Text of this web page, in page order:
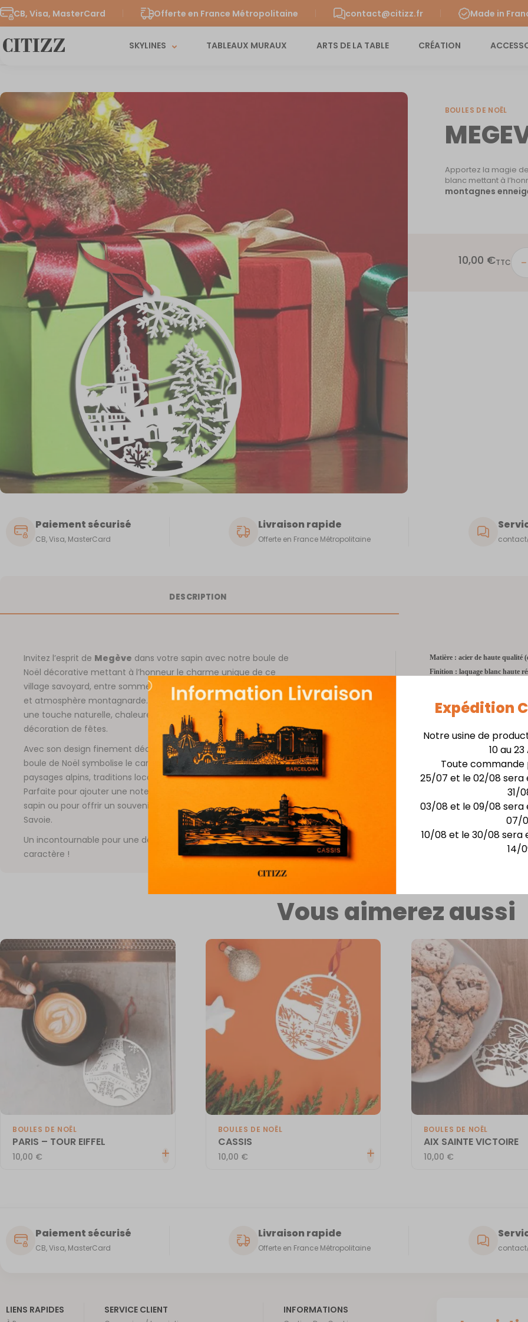
CB, Visa, MasterCard Offerte en France Métropolitaine contact@citizz.fr Made in
SKYLINES TABLEAUX MURAUX ARTS DE LA TABLE CRÉATION
Expédition
Notre usine de
10 au
Toute commande
25/07 et le 02/08 sera
31/
03/08 et le 09/08 sera
07/
10/08 et le 30/08 sera
14/
BOULES DE NOËL
Apportez la magie de
blanc mettant à
montagnes
10,00 €TTC
Paiement sécurisé
CB, Visa, MasterCard
Livraison rapide
Offerte en France Métropolitaine
DESCRIPTION
Invitez l’esprit de Megève dans votre sapin avec notre boule de
Noël décorative mettant à l’honneur le charme unique de ce
village savoyard, entre sommets enneigés, chalets traditionnels
et atmosphère montagnarde. Élégante et raffinée, elle apporte
une touche naturelle, chaleureuse et poétique à votre
décoration de fêtes.
Avec son design finement découpé et son style moderne, cette
boule de Noël symbolise le caractère unique deMegève, entre
paysages alpins, traditions locales et ambiance festive hivernale.
Parfaite pour ajouter une note originale et montagnarde à votre
sapin ou pour offrir un souvenir unique des fêtes en Haute-
Savoie.
Un incontournable pour une décoration festive, chic et pleine de
caractère !
Matière : acier de haute qualité
Finition : laquage blanc haute
Épaisseur : 0,8 mm
Accessoire : ruban fourni
Vous aimerez aussi
BOULES DE NOËL
PARIS – TOUR EIFFEL
10,00 €
BOULES DE NOËL
CASSIS
10,00 €
BOULES DE NOËL
AIX SAINTE VICTOIRE
10,00 €
Paiement sécurisé
CB, Visa, MasterCard
Livraison rapide
Offerte en France Métropolitaine
LIENS RAPIDES SERVICE CLIENT INFORMATIONS